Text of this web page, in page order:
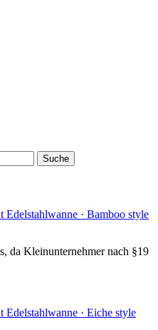
Suche
· Bamboo style
da Kleinunternehmer nach §19
· Eiche style